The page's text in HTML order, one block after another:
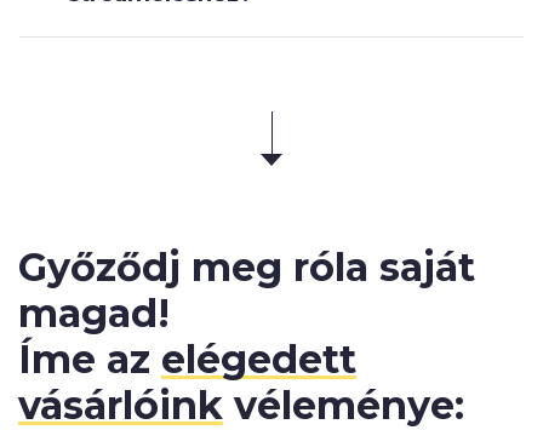
Győződj meg róla saját
magad!
Íme az elégedett
vásárlóink véleménye: